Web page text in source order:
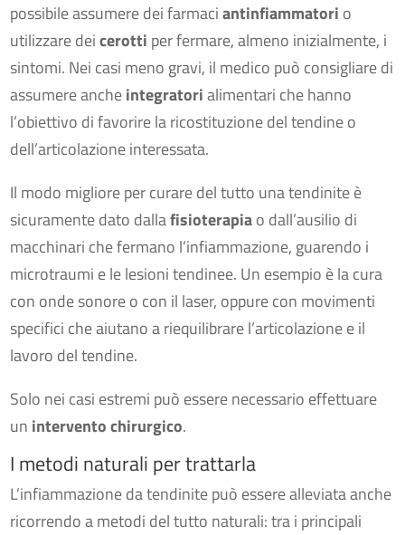
possibile assumere dei farmaciantinfiammatori o
utilizzare deicerotti per fermare, almeno inizialmente, i
sintomi. Nei casi meno gravi, il medico può consigliare di
assumere ancheintegratorialimentari che hanno
l’obiettivo di favorire la ricostituzione del tendine o
dell’articolazione interessata.
Il modo migliore per curare del tutto una tendinite è
sicuramente dato dallafisioterapiao dall’ausilio di
macchinari che fermano l’infiammazione, guarendo i
microtraumi e le lesioni tendinee. Un esempio è la cura
con onde sonore o con il laser, oppure con movimenti
specifici che aiutano a riequilibrare l’articolazione e il
lavoro del tendine.
Solo nei casi estremi può essere necessario effettuare
un interventochirurgico.
I metodi naturali per trattarla
L’infiammazione da tendinite può essere alleviata anche
ricorrendo a metodi del tutto naturali: tra i principali